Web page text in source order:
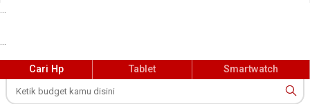
Kamera depan:Single lens
Memori RAM:6/8 GB RAM
Memori internal / storage
...
...
Cari Hp Tablet Smartwatch